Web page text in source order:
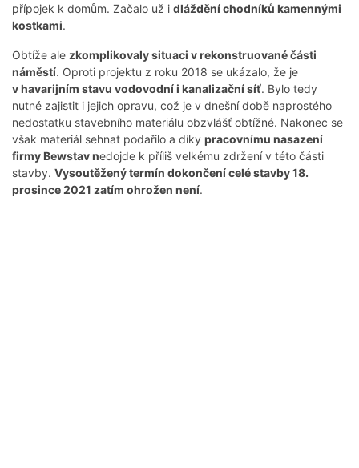
přípojek k domům. Začalo už i dláždění chodníků kamennými
kostkami.
Obtíže ale zkomplikovaly situaci v rekonstruované části
náměstí. Oproti projektu z roku 2018 se ukázalo, že je
v havarijním stavu vodovodní i kanalizační síť. Bylo tedy
nutné zajistit i jejich opravu, což je v dnešní době naprostého
nedostatku stavebního materiálu obzvlášť obtížné. Nakonec se
však materiál sehnat podařilo a díky pracovnímu nasazení
firmy Bewstav nedojde k příliš velkému zdržení v této části
stavby. Vysoutěžený termín dokončení celé stavby 18.
prosince 2021 zatím ohrožen není.